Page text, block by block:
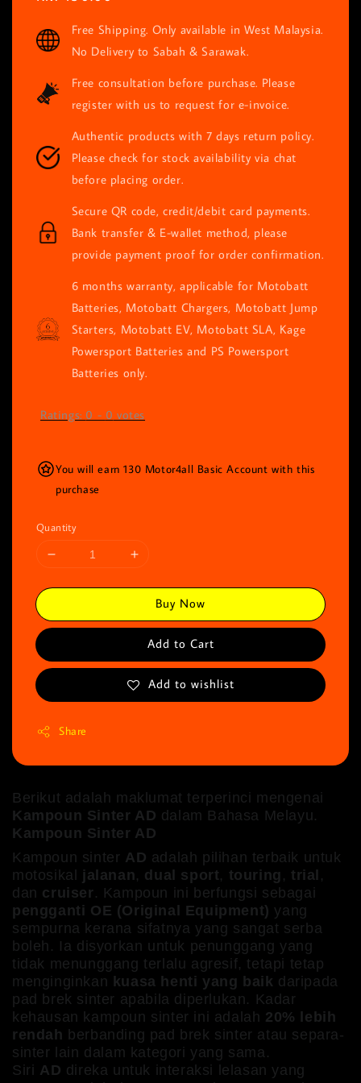
Free Shipping. Only available in West Malaysia.
No Delivery to Sabah & Sarawak.
Free consultation before purchase. Please
register with us to request for e-invoice.
Authentic products with 7 days return policy.
Please check for stock availability via chat
before placing order.
Secure QR code, credit/debit card payments.
Bank transfer & E-wallet method, please
provide payment proof for order confirmation.
6 months warranty, applicable for Motobatt
Batteries, Motobatt Chargers, Motobatt Jump
Starters, Motobatt EV, Motobatt SLA, Kage
Powersport Batteries and PS Powersport
Batteries only.
Ratings: 0 - 0 votes
You will earn 130 Motor4all Basic Account with this
purchase
Quantity
Buy Now
Add to Cart
Add to wishlist
Share
Berikut adalah maklumat terperinci mengenai
Kampoun Sinter AD dalam Bahasa Melayu.
Kampoun Sinter AD
Kampoun sinter AD adalah pilihan terbaik untuk
motosikal jalanan, dual sport, touring , trial ,
dan cruiser . Kampoun ini berfungsi sebagai
pengganti OE (Original Equipment) yang
sempurna kerana sifatnya yang sangat serba
boleh. Ia disyorkan untuk penunggang yang
tidak menunggang terlalu agresif, tetapi tetap
menginginkan kuasa henti yang baik daripada
pad brek sinter apabila diperlukan. Kadar
kehausan kampoun sinter ini adalah 20% lebih
rendah berbanding pad brek sinter atau separa-
sinter lain dalam kategori yang sama.
Siri AD direka untuk interaksi lelasan yang